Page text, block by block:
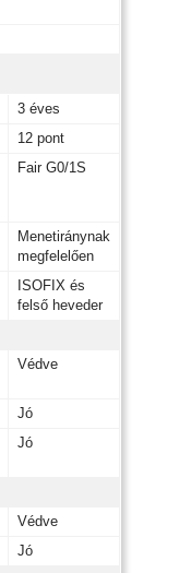
3 éves
12 pont
Fair G0/1S
Menetiránynak
megfelelően
ISOFIX és
felső heveder
Védve
Jó
Jó
Védve
Jó